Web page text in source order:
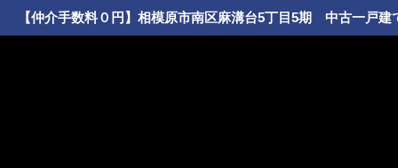
【仲介手数料０円】相模原市南区麻溝台5丁目5期 中古一戸建